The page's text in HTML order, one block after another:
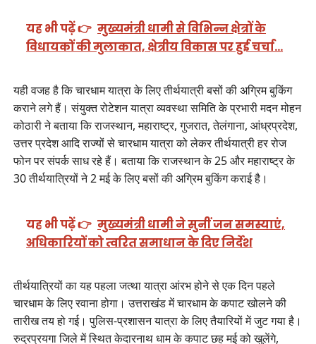
यह भी पढ़ें 👉 मुख्यमंत्री धामी से विभिन्न क्षेत्रों के
विधायकों की मुलाकात, क्षेत्रीय विकास पर हुई चर्चा…
यही वजह है कि चारधाम यात्रा के लिए तीर्थयात्री बसों की अग्रिम बुकिंग
कराने लगे हैं। संयुक्त रोटेशन यात्रा व्यवस्था समिति के प्रभारी मदन मोहन
कोठारी ने बताया कि राजस्थान, महाराष्ट्र, गुजरात, तेलंगाना, आंध्रप्रदेश,
उत्तर प्रदेश आदि राज्यों से चारधाम यात्रा को लेकर तीर्थयात्री हर रोज
फोन पर संपर्क साध रहे हैं। बताया कि राजस्थान के 25 और महाराष्ट्र के
30 तीर्थयात्रियों ने 2 मई के लिए बसों की अग्रिम बुकिंग कराई है।
यह भी पढ़ें 👉 मुख्यमंत्री धामी ने सुनीं जन समस्याएं,
अधिकारियों को त्वरित समाधान के दिए निर्देश
तीर्थयात्रियों का यह पहला जत्था यात्रा आंरभ होने से एक दिन पहले
चारधाम के लिए रवाना होगा। उत्तराखंड में चारधाम के कपाट खोलने की
तारीख तय हो गई। पुलिस-प्रशासन यात्रा के लिए तैयारियों में जुट गया है।
रुद्रप्रयगा जिले में स्थित केदारनाथ धाम के कपाट छह मई को खुलेंगे,